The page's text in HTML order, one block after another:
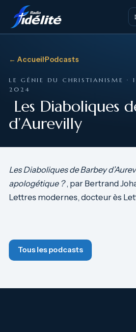
← Accueil·Podcasts
LE GÉNIE DU CHRISTIANISME ·
2024
Les Diaboliques
d’Aurevilly
Les Diaboliques de Barbey
apologétique ?, par Bertrand
Lettres modernes, docteur ès
Tous les podcasts